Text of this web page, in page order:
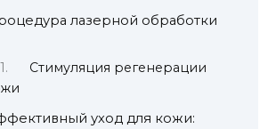
лазерной обработки
Стимуляция регенерации
уход для кожи: